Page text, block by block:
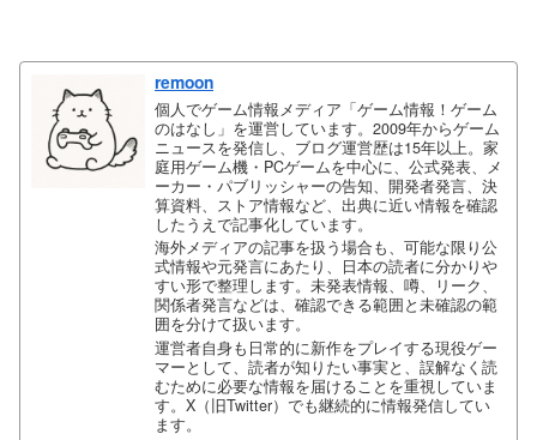
remoon
個人でゲーム情報メディア「ゲーム情報！ゲーム
のはなし」を運営しています。2009年からゲーム
ニュースを発信し、ブログ運営歴は15年以上。家
庭用ゲーム機・PCゲームを中心に、公式発表、メ
ーカー・パブリッシャーの告知、開発者発言、決
算資料、ストア情報など、出典に近い情報を確認
したうえで記事化しています。
海外メディアの記事を扱う場合も、可能な限り公
式情報や元発言にあたり、日本の読者に分かりや
すい形で整理します。未発表情報、噂、リーク、
関係者発言などは、確認できる範囲と未確認の範
囲を分けて扱います。
運営者自身も日常的に新作をプレイする現役ゲー
マーとして、読者が知りたい事実と、誤解なく読
むために必要な情報を届けることを重視していま
す。X（旧Twitter）でも継続的に情報発信してい
ます。